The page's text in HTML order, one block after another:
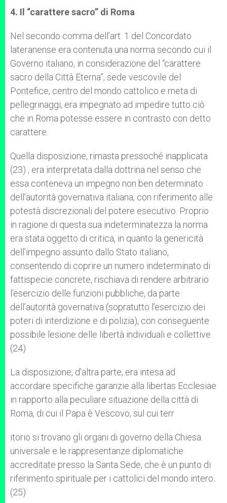
4. Il “carattere sacro” di Roma
Nel secondo comma dell’art. 1 del Concordato
lateranense era contenuta una norma secondo cui il
Governo italiano, in considerazione del “carattere
sacro della Città Eterna”, sede vescovile del
Pontefice, centro del mondo cattolico e meta di
pellegrinaggi, era impegnato ad impedire tutto ciò
che in Roma potesse essere in contrasto con detto
carattere.
Quella disposizione, rimasta pressoché inapplicata
(23) , era interpretata dalla dottrina nel senso che
essa conteneva un impegno non ben determinato
dell’autorità governativa italiana, con riferimento alle
potestà discrezionali del potere esecutivo. Proprio
in ragione di questa sua indeterminatezza la norma
era stata oggetto di critica, in quanto la genericità
dell’impegno assunto dallo Stato italiano,
consentendo di coprire un numero indeterminato di
fattispecie concrete, rischiava di rendere arbitrario
l’esercizio delle funzioni pubbliche, da parte
dell’autorità governativa (sopratutto l’esercizio dei
poteri di interdizione e di polizia), con conseguente
possibile lesione delle libertà individuali e collettive.
(24)
La disposizione, d’altra parte, era intesa ad
accordare specifiche garanzie alla libertas Ecclesiae
in rapporto alla peculiare situazione della città di
Roma, di cui il Papa è Vescovo, sul cui terr
itorio si trovano gli organi di governo della Chiesa
universale e le rappresentanze diplomatiche
accreditate presso la Santa Sede, che è un punto di
riferimento spirituale per i cattolici del mondo intero.
(25)